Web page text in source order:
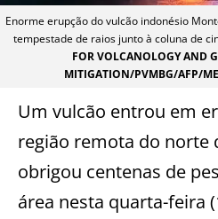
Enorme erupção do vulcão indonésio
tempestade de raios junto à coluna de
FOR VOLCANOLOGY AND
MITIGATION/PVMBG/AFP/
Um vulcão entrou em
região remota do norte
obrigou centenas de
área nesta quarta-feira